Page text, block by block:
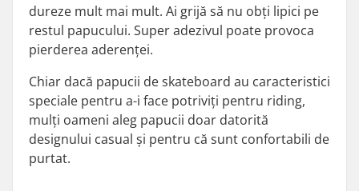
dureze mult mai mult. Ai grijă să nu obți lipici pe
restul papucului. Super adezivul poate provoca
pierderea aderenței.
Chiar dacă papucii de skateboard au caracteristici
speciale pentru a-i face potriviți pentru riding,
mulți oameni aleg papucii doar datorită
designului casual și pentru că sunt confortabili de
purtat.